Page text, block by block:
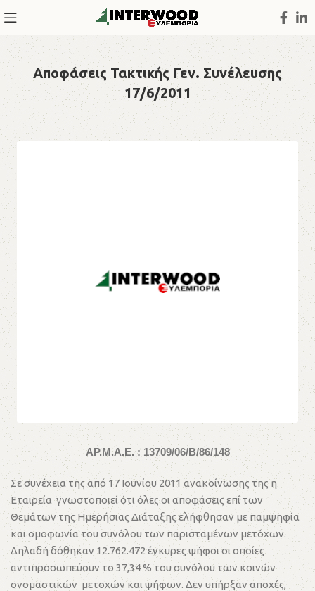
Αποφάσεις Τακτικής Γεν. Συνέλευσης
17/6/2011
ΑΡ.Μ.Α.Ε. : 13709/06/Β/86/148
Σε συνέχεια της από 17 Ιουνίου 2011 ανακοίνωσης της η
Εταιρεία γνωστοποιεί ότι όλες οι αποφάσεις επί των
Θεμάτων της Ημερήσιας Διάταξης ελήφθησαν με παμψηφία
και ομοφωνία του συνόλου των παρισταμένων μετόχων.
Δηλαδή δόθηκαν 12.762.472 έγκυρες ψήφοι οι οποίες
αντιπροσωπεύουν το 37,34 % του συνόλου των κοινών
ονομαστικών μετοχών και ψήφων. Δεν υπήρξαν αποχές,